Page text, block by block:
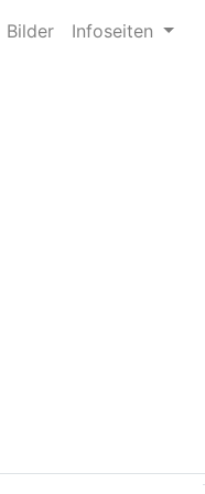
Bilder Infoseiten